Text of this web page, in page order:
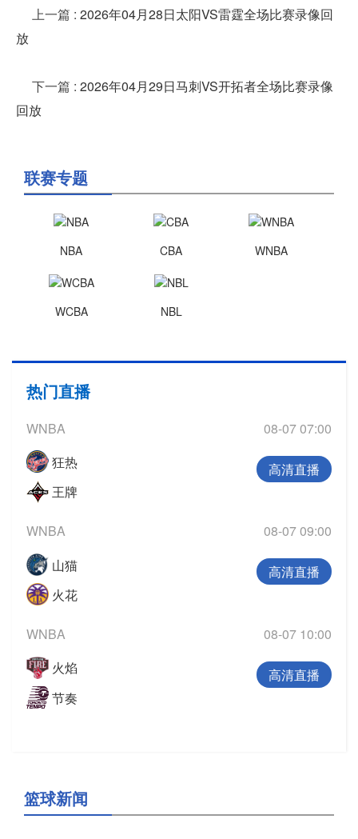
上一篇 : 2026年04月28日太阳VS雷霆全场比赛录像回
放
下一篇 : 2026年04月29日马刺VS开拓者全场比赛录像
回放
联赛专题
NBA CBA WNBA
WCBA NBL
热门直播
WNBA
08-07 07:00
狂热
王牌
高清直播
WNBA
08-07 09:00
山猫
火花
高清直播
WNBA
08-07 10:00
火焰
节奏
高清直播
篮球新闻